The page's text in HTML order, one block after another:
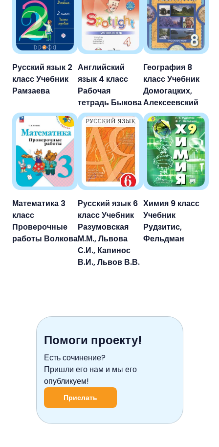
Русский язык 2
класс Учебник
Рамзаева
Английский
язык 4 класс
Рабочая
тетрадь Быкова
География 8
класс Учебник
Домогацких,
Алексеевский
Математика 3
класс
Проверочные
работы Волкова
Русский язык 6
класс Учебник
Разумовская
М.М., Львова
С.И., Капинос
В.И., Львов В.В.
Химия 9 класс
Учебник
Рудзитис,
Фельдман
Помоги проекту!
Есть сочинение?
Пришли его нам и мы его
опубликуем!
Прислать